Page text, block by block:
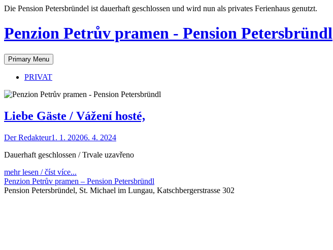
Skip
content
Die Pension Petersbründel ist dauerhaft geschlossen und wird nun als privates Ferienhaus genutzt.
Penzion Petrův pramen - Pension Petersbründl
Primary Menu
PRIVAT
Co
a
jak…
Liebe Gäste / Vážení hosté,
Der Redakteur1. 1. 20206. 4. 2024
Dauerhaft geschlossen / Trvale uzavřeno
mehr lesen / číst více...
Penzion Petrův pramen – Pension Petersbründl
Pension Petersbründel, St. Michael im Lungau, Katschbergerstrasse 302